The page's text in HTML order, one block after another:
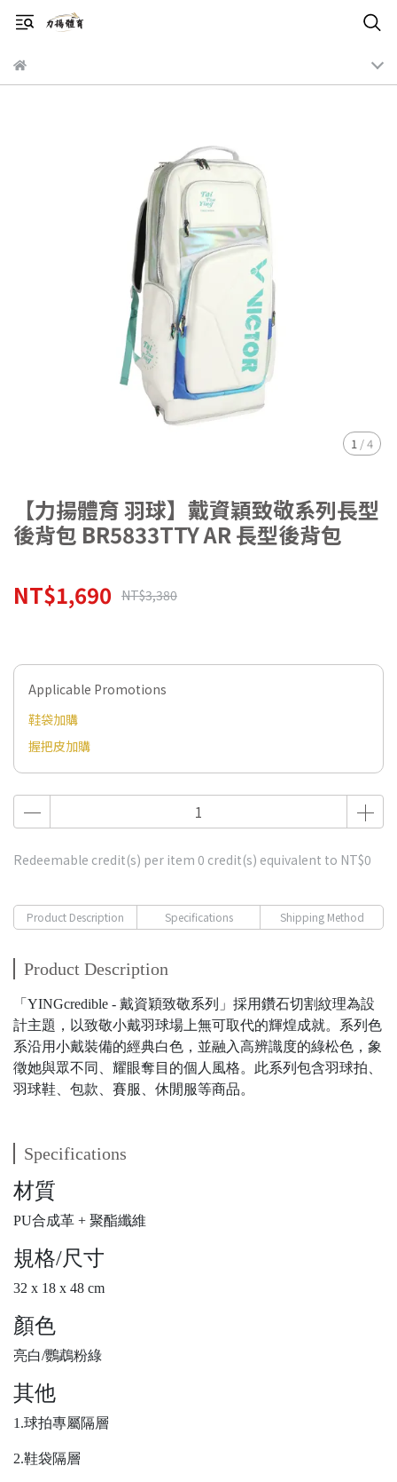
1 /4
【力揚體育 羽球】戴資穎致敬系列長型
後背包 BR5833TTY AR 長型後背包
NT$1,690 NT$3,380
Applicable Promotions
鞋袋加購
握把皮加購
Redeemable credit(s) per item 0 credit(s) equivalent to NT$0
Product Description Specifications Shipping Method
Product Description
「YINGcredible - 戴資穎致敬系列」採用鑽石切割紋理為設
計主題，以致敬小戴羽球場上無可取代的輝煌成就。系列色
系沿用小戴裝備的經典白色，並融入高辨識度的綠松色，象
徵她與眾不同、耀眼奪目的個人風格。此系列包含羽球拍、
羽球鞋、包款、賽服、休閒服等商品。
Specifications
材質
PU合成革 + 聚酯纖維
規格/尺寸
32 x 18 x 48 cm
顏色
亮白/鸚鵡粉綠
其他
1.球拍專屬隔層
2.鞋袋隔層